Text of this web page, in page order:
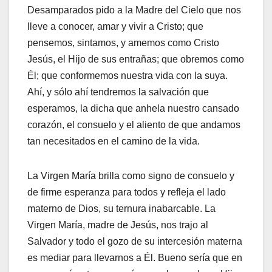
Desamparados pido a la Madre del Cielo que nos
lleve a conocer, amar y vivir a Cristo; que
pensemos, sintamos, y amemos como Cristo
Jesús, el Hijo de sus entrañas; que obremos como
Él; que conformemos nuestra vida con la suya.
Ahí, y sólo ahí tendremos la salvación que
esperamos, la dicha que anhela nuestro cansado
corazón, el consuelo y el aliento de que andamos
tan necesitados en el camino de la vida.
La Virgen María brilla como signo de consuelo y
de firme esperanza para todos y refleja el lado
materno de Dios, su ternura inabarcable. La
Virgen María, madre de Jesús, nos trajo al
Salvador y todo el gozo de su intercesión materna
es mediar para llevarnos a Él. Bueno sería que en